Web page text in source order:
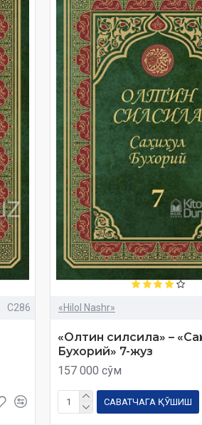
C286 «Hilol Nashr»
«Олтин силсила» –
Бухорий» 7-жуз
157 000 сўм
САВАТЧАГА ҚЎШИШ